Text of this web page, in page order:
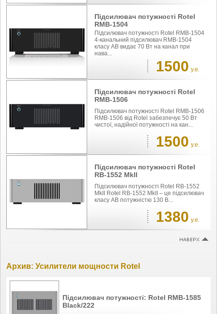
Підсилювач потужності Rotel
RMB-1504
Підсилювач потужності Rotel RMB-1504
4-канальний підсилювач RMB-1504
класу AB видає 70 Вт на канал при
нава...
1500 у.е.
Підсилювач потужності Rotel
RMB-1506
Підсилювач потужності Rotel RMB-1506
RMB-1506 від Rotel забезпечує 50 Вт
чистої, надійної потужності на кан...
1500 у.е.
Підсилювач потужності Rotel
RB-1552 MkII
Підсилювач потужності Rotel RB-1552
MkII Rotel RB-1552 MkII – це підсилювач
класу AB потужністю 130 В...
1380 у.е.
Архив: Усилители мощности Rotel
Підсилювач потужності: Rotel RMB-1585
Black/222